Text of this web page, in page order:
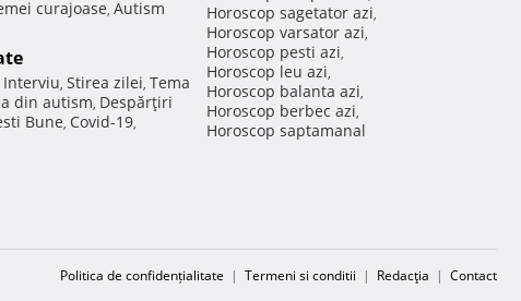
curajoase, Autism
Interviu, Stirea zilei, Tema
din autism, Despărţiri
Bune, Covid-19,
Horoscop sagetator azi,
Horoscop varsator azi,
Horoscop pesti azi,
Horoscop leu azi,
Horoscop balanta azi,
Horoscop berbec azi,
Horoscop saptamanal
Politica de confidențialitate | Termeni si conditii | Redacţia | Contact